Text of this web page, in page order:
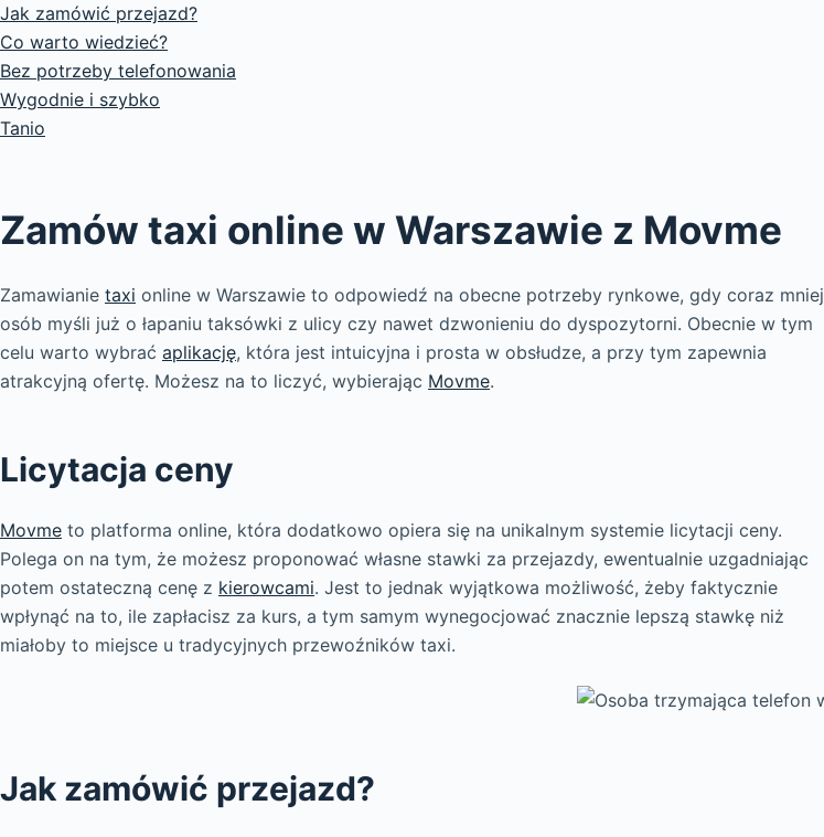
Jak zamówić przejazd?
Co warto wiedzieć?
Bez potrzeby telefonowania
Wygodnie i szybko
Tanio
Zamów taxi online w Warszawie z Movme
Zamawianie taxi online w Warszawie to odpowiedź na obecne potrzeby rynkowe, gdy coraz mniej
osób myśli już o łapaniu taksówki z ulicy czy nawet dzwonieniu do dyspozytorni. Obecnie w tym
celu warto wybrać aplikację, która jest intuicyjna i prosta w obsłudze, a przy tym zapewnia
atrakcyjną ofertę. Możesz na to liczyć, wybierając Movme.
Licytacja ceny
Movme to platforma online, która dodatkowo opiera się na unikalnym systemie licytacji ceny.
Polega on na tym, że możesz proponować własne stawki za przejazdy, ewentualnie uzgadniając
potem ostateczną cenę z kierowcami. Jest to jednak wyjątkowa możliwość, żeby faktycznie
wpłynąć na to, ile zapłacisz za kurs, a tym samym wynegocjować znacznie lepszą stawkę niż
miałoby to miejsce u tradycyjnych przewoźników taxi.
Jak zamówić przejazd?